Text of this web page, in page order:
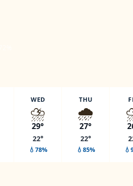
WED
⛈️
29°
22°
💧78%
THU
🌧️
27°
22°
💧85%